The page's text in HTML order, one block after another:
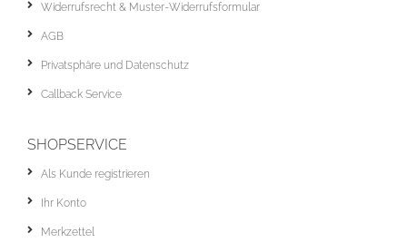
Widerrufsrecht & Muster-Widerrufsformular
AGB
Privatsphäre und Datenschutz
Callback Service
SHOPSERVICE
Als Kunde registrieren
Ihr Konto
Merkzettel